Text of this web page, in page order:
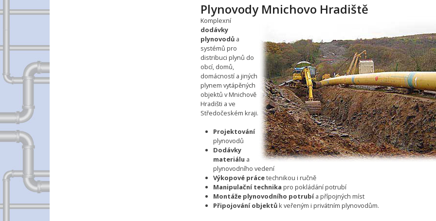
Plynovody Mnichovo Hradiště
Komplexní
dodávky
plynovodů a
systémů pro
distribuci plynů do
obcí, domů,
domácností a jiných
plynem vytápěných
objektů v Mnichově
Hradišti a ve
Středočeském kraji.
Projektování
plynovodů
Dodávky
materiálu a
plynovodního vedení
Výkopové prácetechnikou i ručně
Manipulační technika pro pokládání potrubí
Montáže plynovodního potrubía přípojných míst
Připojování objektůk veřeným i privátním plynovodům.